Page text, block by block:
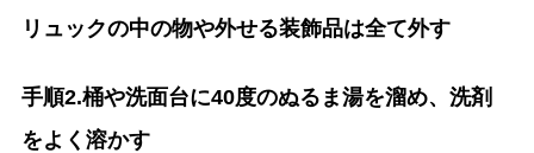
リュックの中の物や外せる装飾品は全て外す
手順2.桶や洗面台に40度のぬるま湯を溜め、洗剤
をよく溶かす